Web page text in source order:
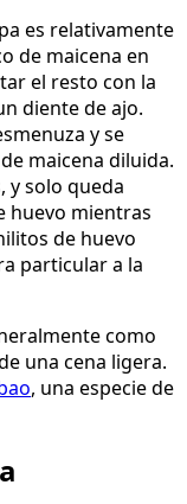
es relativamente
de maicena en
el resto con la
diente de ajo.
y se
maicena diluida.
y solo queda
huevo mientras
de huevo
particular a la
como
una cena ligera.
, una especie de